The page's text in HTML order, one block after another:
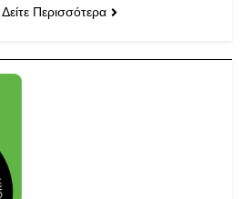
Δείτε Περισσότερα